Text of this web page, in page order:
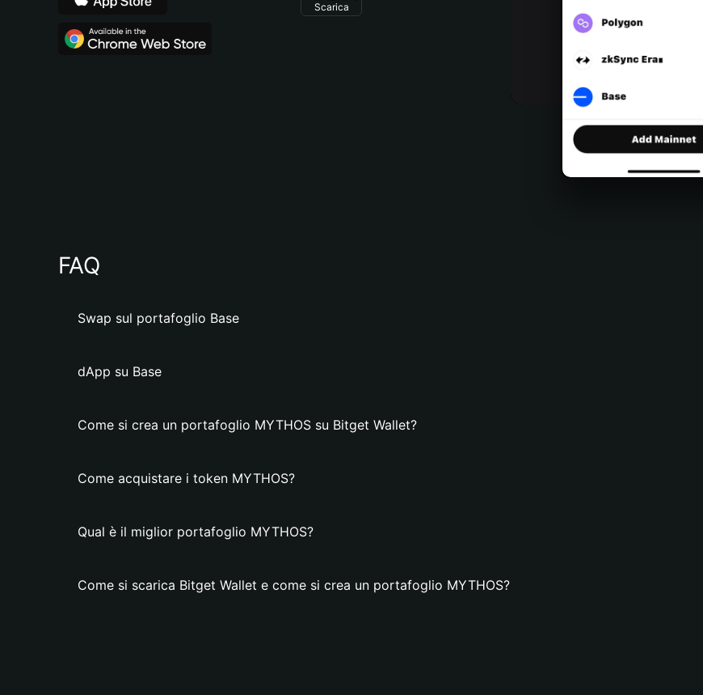
Scarica
FAQ
Swap sul portafoglio Base
dApp su Base
Come si crea un portafoglio MYTHOS su Bitget Wallet?
Come acquistare i token MYTHOS?
Qual è il miglior portafoglio MYTHOS?
Come si scarica Bitget Wallet e come si crea un portafoglio MYTHOS?